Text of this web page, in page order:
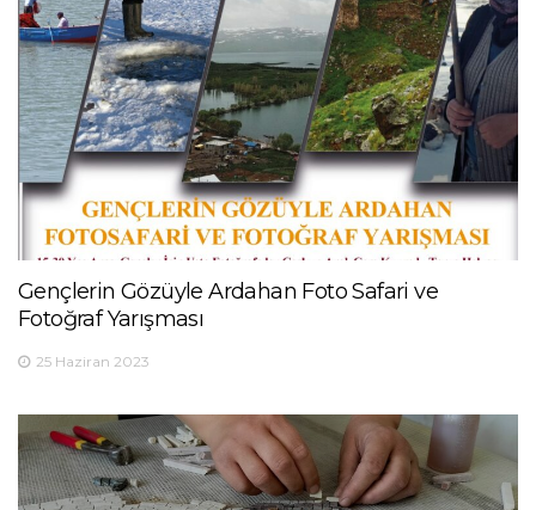
Gençlerin Gözüyle Ardahan Foto Safari ve
Fotoğraf Yarışması
25 Haziran 2023